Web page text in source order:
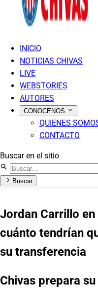
INICIO
NOTICIAS CHIVAS
LIVE
WEBSTORIES
AUTORES
CONOCENOS
QUIENES
CONTACTO
Buscar en el sitio
Buscar
Jordan Carrillo
cuánto tendrían
su transferencia
Chivas prepara